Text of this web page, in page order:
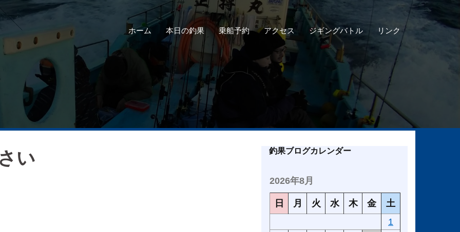
ホーム 本日の釣果 乗船予約 アクセス ジギングバトル リンク
い 釣果ブログカレンダー
2026年8月
日 月 火 水 木 金 土
1